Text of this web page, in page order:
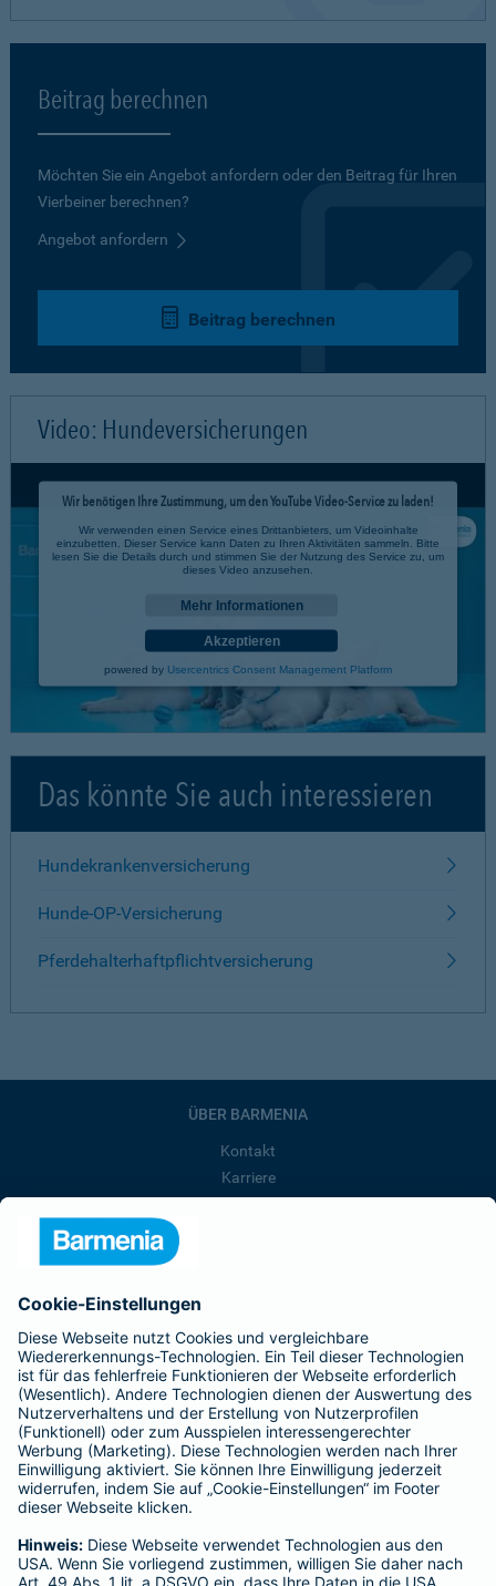
Beitrag berechnen
Möchten Sie ein Angebot anfordern oder den Beitrag für Ihren
Vierbeiner berechnen?
Angebot anfordern
Beitrag berechnen
Video: Hundeversicherungen
Wir benötigen Ihre Zustimmung, um den YouTube Video-Service zu laden!
Wir verwenden einen Service eines Drittanbieters, um Videoinhalte
einzubetten. Dieser Service kann Daten zu Ihren Aktivitäten sammeln. Bitte
lesen Sie die Details durch und stimmen Sie der Nutzung des Service zu, um
dieses Video anzusehen.
Mehr Informationen
Akzeptieren
powered by Usercentrics Consent Management Platform
Das könnte Sie auch interessieren
Hundekrankenversicherung
Hunde-OP-Versicherung
Pferdehalterhaftpflichtversicherung
ÜBER BARMENIA
Kontakt
Karriere
Barmenia ist Teil der BarmeniaGothaer
BELIEBTE SEITEN
Kranken-Zusatzversicherung
Tierversicherungen
Haftpflichtversicherung
Hausratversicherung
Adresse ändern